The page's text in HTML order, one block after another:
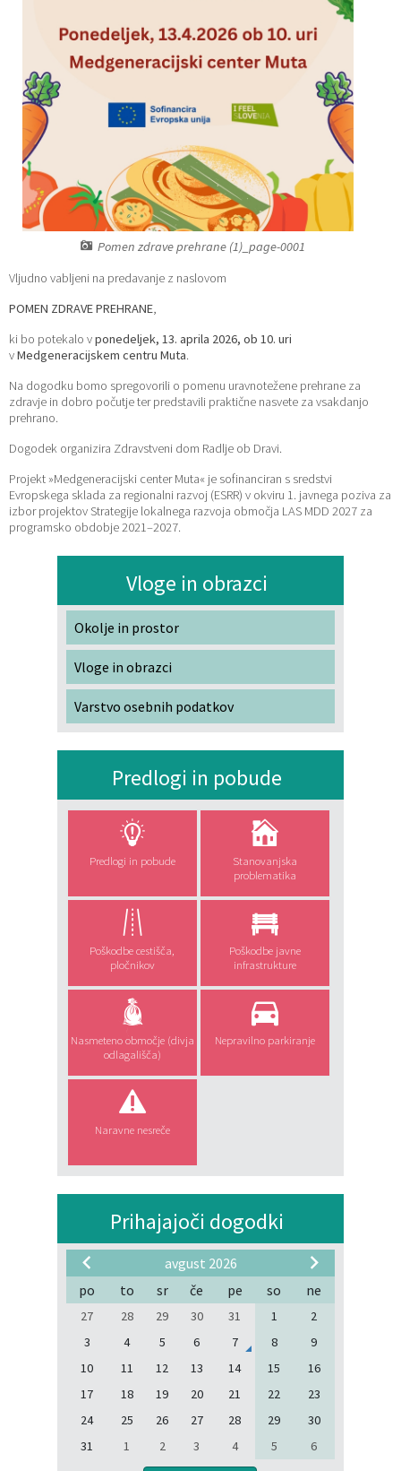
Pomen zdrave prehrane (1)_page-0001
Vljudno vabljeni na predavanje z naslovom
POMEN ZDRAVE PREHRANE,
ki bo potekalo vponedeljek, 13. aprila 2026, ob 10. uri
vMedgeneracijskem centru Muta.
Na dogodku bomo spregovorili o pomenu uravnotežene prehrane za
zdravje in dobro počutje ter predstavili praktične nasvete za vsakdanjo
prehrano.
Dogodek organizira Zdravstveni dom Radlje ob Dravi.
Projekt »Medgeneracijski center Muta« je sofinanciran s sredstvi
Evropskega sklada za regionalni razvoj (ESRR) v okviru 1. javnega poziva za
izbor projektov Strategije lokalnega razvoja območja LAS MDD 2027 za
programsko obdobje 2021–2027.
Vloge in obrazci
Okolje in prostor
Vloge in obrazci
Varstvo osebnih podatkov
Predlogi in pobude
Predlogi in pobude
Stanovanjska
problematika
Poškodbe cestišča,
pločnikov
Poškodbe javne
infrastrukture
Nasmeteno območje (divja
odlagališča)
Nepravilno parkiranje
Naravne nesreče
Prihajajoči dogodki
avgust 2026
po
to sr če pe so ne
27 28 29 30 31 1
2
3
4 5 6 7 8
9
10
11 12 13 14 15
16
17
18 19 20 21 22
23
24
25 26 27 28 29
30
31
1 2 3 4 5 6
Katalog informacij javnega značaja
Lokalne volitve